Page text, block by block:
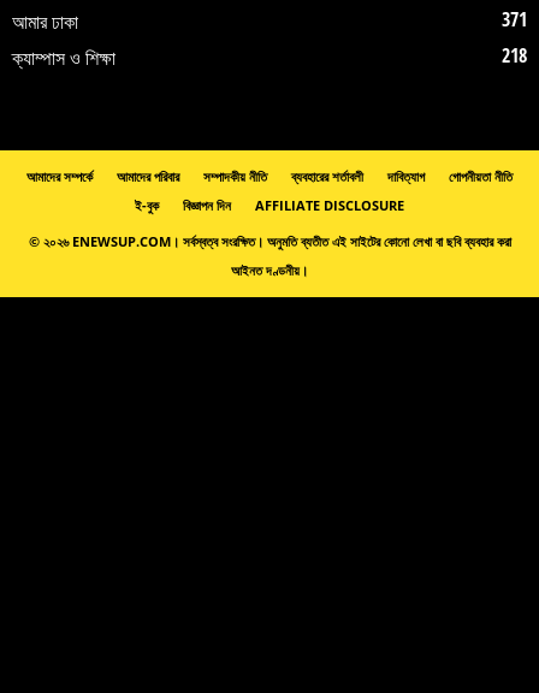
আমার ঢাকা
371
ক্যাম্পাস ও শিক্ষা
218
আমাদের সম্পর্কে আমাদের পরিবার সম্পাদকীয় নীতি ব্যবহারের শর্তাবলী দাবিত্যাগ
গোপনীয়তা নীতি
ই-বুক
বিজ্ঞাপন দিন
AFFILIATE DISCLOSURE
© ২০২৬ ENEWSUP.COM। সর্বস্বত্ব সংরক্ষিত। অনুমতি ব্যতীত এই সাইটের কোনো লেখা বা ছবি ব্যবহার করা
আইনত দণ্ডনীয়।